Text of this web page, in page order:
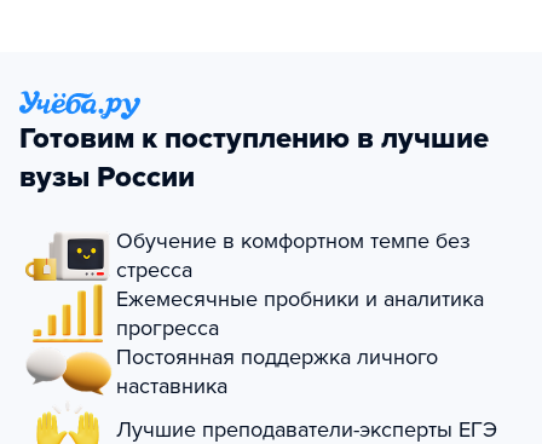
Готовим к поступлению в лучшие
вузы России
Обучение в комфортном темпе без
стресса
Ежемесячные пробники и аналитика
прогресса
Постоянная поддержка личного
наставника
Лучшие преподаватели-эксперты ЕГЭ